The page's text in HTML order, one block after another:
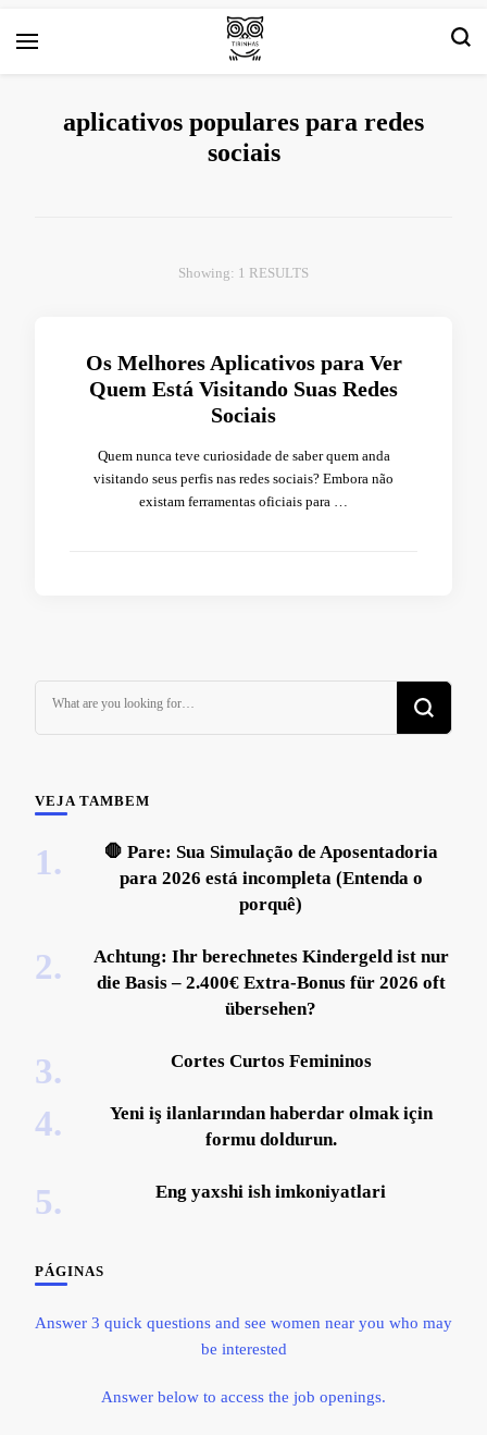
Tirinha.com
aplicativos populares para redes
sociais
Showing: 1 RESULTS
Os Melhores Aplicativos para Ver
Quem Está Visitando Suas Redes
Sociais
Quem nunca teve curiosidade de saber quem anda
visitando seus perfis nas redes sociais? Embora não
existam ferramentas oficiais para …
VEJA TAMBEM
🛑 Pare: Sua Simulação de Aposentadoria
para 2026 está incompleta (Entenda o
porquê)
Achtung: Ihr berechnetes Kindergeld ist nur
die Basis – 2.400€ Extra-Bonus für 2026 oft
übersehen?
Cortes Curtos Femininos
Yeni iş ilanlarından haberdar olmak için
formu doldurun.
Eng yaxshi ish imkoniyatlari
PÁGINAS
Answer 3 quick questions and see women near you who may
be interested
Answer below to access the job openings.